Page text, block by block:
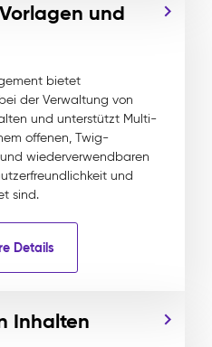
und
bietet
der Verwaltung von
und unterstützt Multi-
offenen, Twig-
wiederverwendbaren
und
sind.
Details
Inhalten